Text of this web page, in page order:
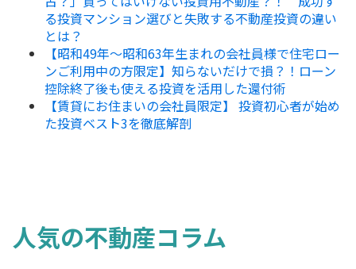
る投資マンション選びと失敗する不動産投資の違い
とは？
【昭和49年～昭和63年生まれの会社員様で住宅ロー
ンご利用中の方限定】知らないだけで損？！ローン
控除終了後も使える投資を活用した還付術
【賃貸にお住まいの会社員限定】 投資初心者が始め
た投資ベスト3を徹底解剖
人気の不動産コラム